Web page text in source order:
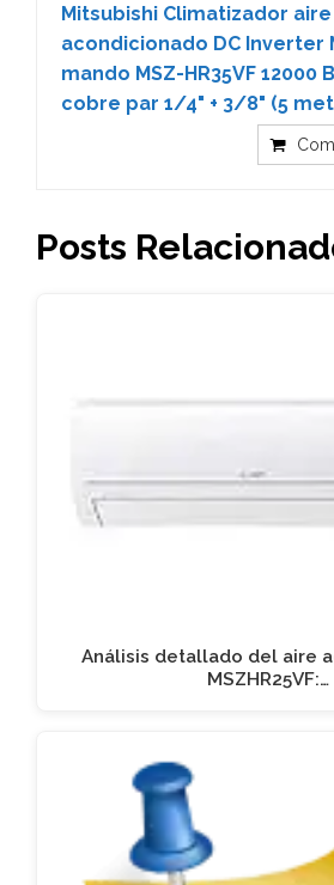
Mitsubishi Climatizador aire
acondicionado DC Inverter
mando MSZ-HR35VF 12000
cobre par 1/4" + 3/8" (5
Posts
Análisis detallado del aire
MSZHR25VF:…